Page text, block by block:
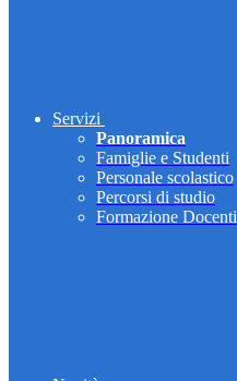
Servizi
Panoramica
Famiglie e Studenti
Personale scolastico
Percorsi di studio
Formazione Docenti